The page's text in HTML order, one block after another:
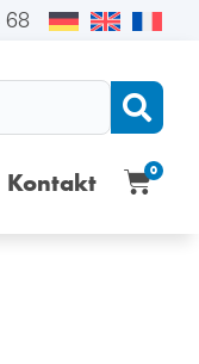
68
Kontakt 0